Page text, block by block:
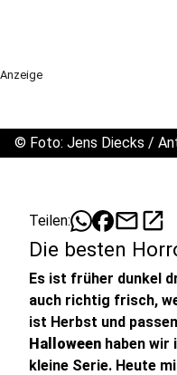
Anzeige
© Foto: Jens Diecks /
Teilen: mailopen_in_new
Die besten
Es ist früher dunkel
auch richtig frisch,
ist Herbst und
Halloween haben wir
kleine Serie. Heute